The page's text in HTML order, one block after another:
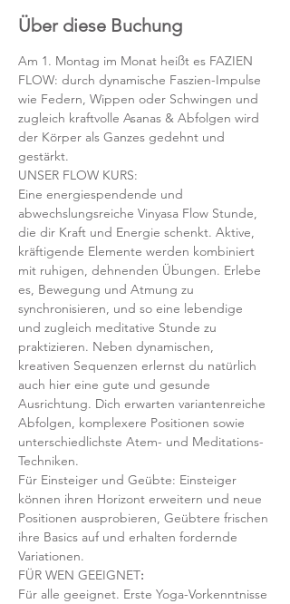
Über diese Buchung
Am 1. Montag im Monat heißt es FAZIEN
FLOW: durch dynamische Faszien-Impulse
wie Federn, Wippen oder Schwingen und
zugleich kraftvolle Asanas & Abfolgen wird
der Körper als Ganzes gedehnt und
gestärkt.
UNSER FLOW KURS:
Eine energiespendende und
abwechslungsreiche Vinyasa Flow Stunde,
die dir Kraft und Energie schenkt. Aktive,
kräftigende Elemente werden kombiniert
mit ruhigen, dehnenden Übungen. Erlebe
es, Bewegung und Atmung zu
synchronisieren, und so eine lebendige
und zugleich meditative Stunde zu
praktizieren. Neben dynamischen,
kreativen Sequenzen erlernst du natürlich
auch hier eine gute und gesunde
Ausrichtung. Dich erwarten variantenreiche
Abfolgen, komplexere Positionen sowie
unterschiedlichste Atem- und Meditations-
Techniken.
Für Einsteiger und Geübte: Einsteiger
können ihren Horizont erweitern und neue
Positionen ausprobieren, Geübtere frischen
ihre Basics auf und erhalten fordernde
Variationen.
FÜR WEN GEEIGNET:
Für alle geeignet. Erste Yoga-Vorkenntnisse